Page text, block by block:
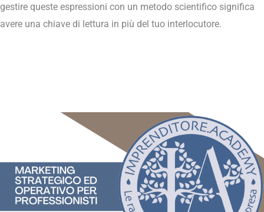
gestire queste espressioni con un metodo scientifico significa
avere una chiave di lettura in più del tuo interlocutore.